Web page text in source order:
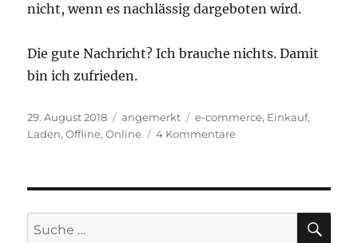
nicht, wenn es nachlässig dargeboten wird.
Die gute Nachricht? Ich brauche nichts. Damit
bin ich zufrieden.
Veröffentlicht
am
29. August 2018 Kategorien
angemerkt Schlagwörter
e-commerce, Einkauf,
Laden,Offline,Online 4 Kommentarezu
der
zunehmenden
Suche